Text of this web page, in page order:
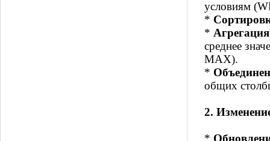
условиям
*
* Агрегация
среднее
MAX).
*
общих
2.
*